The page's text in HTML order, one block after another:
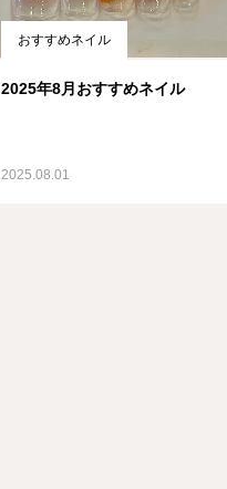
おすすめネイル
2025年8月おすすめネイル
2025.08.01